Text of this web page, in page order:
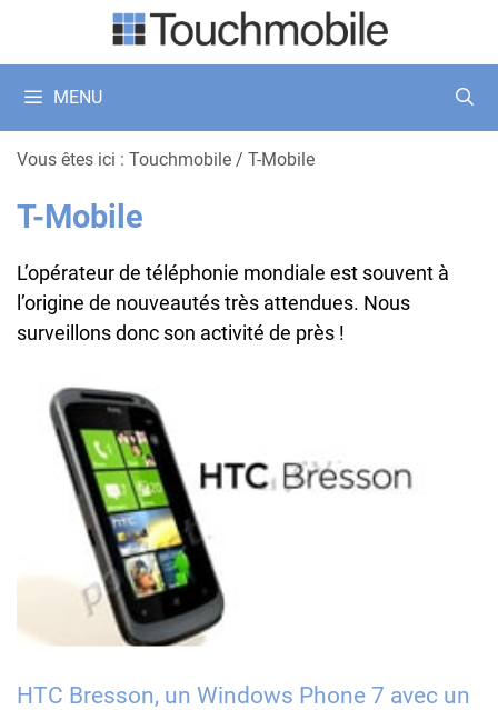
MENU
Vous êtes ici : Touchmobile / T-Mobile
T-Mobile
L’opérateur de téléphonie mondiale est souvent à
l’origine de nouveautés très attendues. Nous
surveillons donc son activité de près !
HTC Bresson, un Windows Phone 7 avec un